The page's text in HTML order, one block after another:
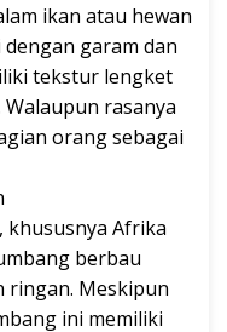
ikan atau hewan
garam dan
tekstur lengket
rasanya
orang sebagai
khususnya Afrika
berbau
ringan. Meskipun
ini memiliki